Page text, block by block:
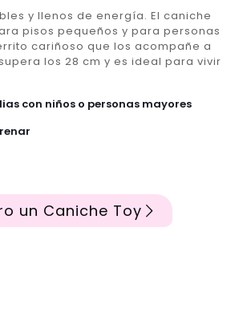
y llenos de energía. El caniche
pisos pequeños y para personas
cariñoso que los acompañe a
los 28 cm y es ideal para vivir
con niños o personas mayores
un Caniche Toy